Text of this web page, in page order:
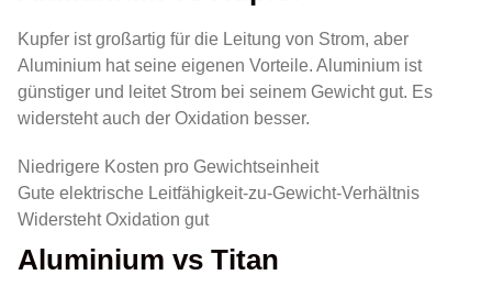
Kupfer ist großartig für die Leitung von Strom, aber
Aluminium hat seine eigenen Vorteile. Aluminium ist
günstiger und leitet Strom bei seinem Gewicht gut. Es
widersteht auch der Oxidation besser.
Niedrigere Kosten pro Gewichtseinheit
Gute elektrische Leitfähigkeit-zu-Gewicht-Verhältnis
Widersteht Oxidation gut
Aluminium vs Titan